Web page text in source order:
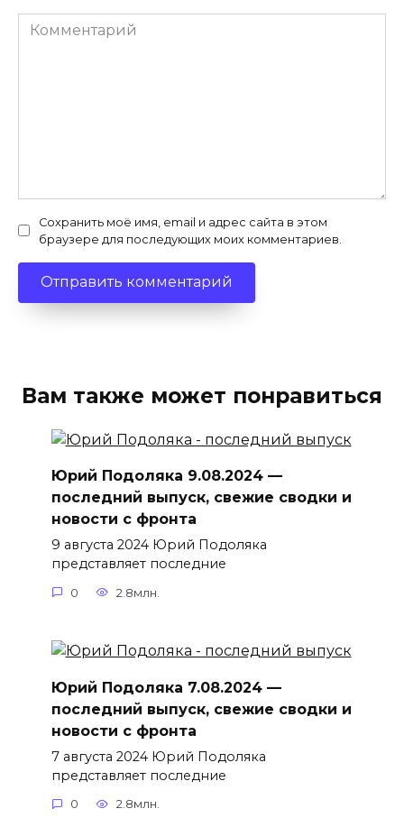
Комментарий
Сохранить моё имя, email и адрес сайта в этом
браузере для последующих моих комментариев.
Вам также может понравиться
Юрий Подоляка 9.08.2024 —
последний выпуск, свежие сводки и
новости с фронта
9 августа 2024 Юрий Подоляка
представляет последние
0 2.8млн.
Юрий Подоляка 7.08.2024 —
последний выпуск, свежие сводки и
новости с фронта
7 августа 2024 Юрий Подоляка
представляет последние
0 2.8млн.